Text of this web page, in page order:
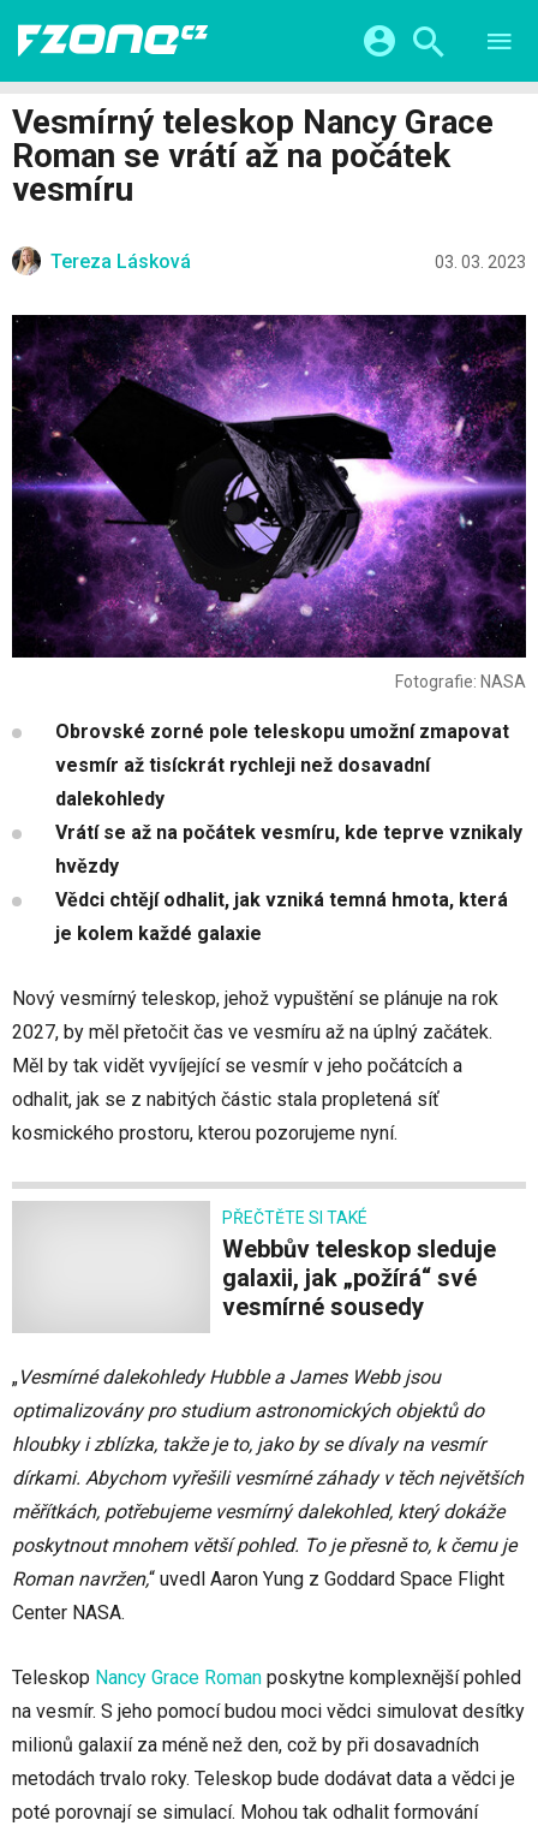
VIDEA
SERIÁLY
CHYTRÁ MĚSTA
ŽIVOT BUDOUCNOSTI
HRY A ZÁBAVA
Facebook Google
Vesmírný teleskop Nancy Grace
Roman se vrátí až na počátek
vesmíru
Tereza Lásková 03. 03. 2023
Fotografie: NASA
Obrovské zorné pole teleskopu umožní zmapovat
vesmír až tisíckrát rychleji než dosavadní
dalekohledy
Vrátí se až na počátek vesmíru, kde teprve vznikaly
hvězdy
Vědci chtějí odhalit, jak vzniká temná hmota, která
je kolem každé galaxie
Nový vesmírný teleskop, jehož vypuštění se plánuje na rok
2027, by měl přetočit čas ve vesmíru až na úplný začátek.
Měl by tak vidět vyvíjející se vesmír v jeho počátcích a
odhalit, jak se z nabitých částic stala propletená síť
kosmického prostoru, kterou pozorujeme nyní.
PŘEČTĚTE SI TAKÉ
Webbův teleskop sleduje
galaxii, jak „požírá“ své
vesmírné sousedy
„Vesmírné dalekohledy Hubble a James Webb jsou
optimalizovány pro studium astronomických objektů do
hloubky i zblízka, takže je to, jako by se dívaly na vesmír
dírkami. Abychom vyřešili vesmírné záhady v těch největších
měřítkách, potřebujeme vesmírný dalekohled, který dokáže
poskytnout mnohem větší pohled. To je přesně to, k čemu je
Roman navržen,“ uvedl Aaron Yung z Goddard Space Flight
Center NASA.
Teleskop Nancy Grace Roman poskytne komplexnější pohled
na vesmír. S jeho pomocí budou moci vědci simulovat desítky
milionů galaxií za méně než den, což by při dosavadních
metodách trvalo roky. Teleskop bude dodávat data a vědci je
poté porovnají se simulací. Mohou tak odhalit formování